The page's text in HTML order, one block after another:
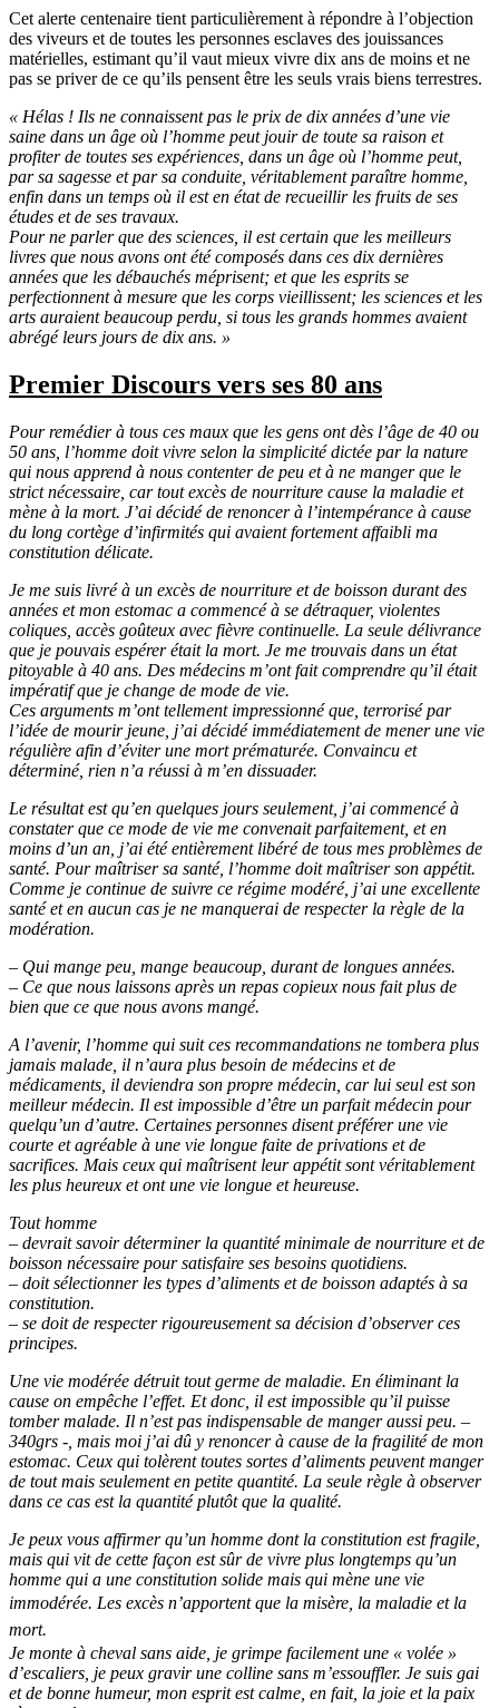
Cet alerte centenaire tient particulièrement à répondre à l’objection
des viveurs et de toutes les personnes esclaves des jouissances
matérielles, estimant qu’il vaut mieux vivre dix ans de moins et ne
pas se priver de ce qu’ils pensent être les seuls vrais biens terrestres.
« Hélas ! Ils ne connaissent pas le prix de dix années d’une vie
saine dans un âge où l’homme peut jouir de toute sa raison et
profiter de toutes ses expériences, dans un âge où l’homme peut,
par sa sagesse et par sa conduite, véritablement paraître homme,
enfin dans un temps où il est en état de recueillir les fruits de ses
études et de ses travaux.
Pour ne parler que des sciences, il est certain que les meilleurs
livres que nous avons ont été composés dans ces dix dernières
années que les débauchés méprisent; et que les esprits se
perfectionnent à mesure que les corps vieillissent; les sciences et les
arts auraient beaucoup perdu, si tous les grands hommes avaient
abrégé leurs jours de dix ans. »
Premier Discours vers ses 80 ans
Pour remédier à tous ces maux que les gens ont dès l’âge de 40 ou
50 ans, l’homme doit vivre selon la simplicité dictée par la nature
qui nous apprend à nous contenter de peu et à ne manger que le
strict nécessaire, car tout excès de nourriture cause la maladie et
mène à la mort. J’ai décidé de renoncer à l’intempérance à cause
du long cortège d’infirmités qui avaient fortement affaibli ma
constitution délicate.
Je me suis livré à un excès de nourriture et de boisson durant des
années et mon estomac a commencé à se détraquer, violentes
coliques, accès goûteux avec fièvre continuelle. La seule délivrance
que je pouvais espérer était la mort. Je me trouvais dans un état
pitoyable à 40 ans. Des médecins m’ont fait comprendre qu’il était
impératif que je change de mode de vie.
Ces arguments m’ont tellement impressionné que, terrorisé par
l’idée de mourir jeune, j’ai décidé immédiatement de mener une vie
régulière afin d’éviter une mort prématurée. Convaincu et
déterminé, rien n’a réussi à m’en dissuader.
Le résultat est qu’en quelques jours seulement, j’ai commencé à
constater que ce mode de vie me convenait parfaitement, et en
moins d’un an, j’ai été entièrement libéré de tous mes problèmes de
santé. Pour maîtriser sa santé, l’homme doit maîtriser son appétit.
Comme je continue de suivre ce régime modéré, j’ai une excellente
santé et en aucun cas je ne manquerai de respecter la règle de la
modération.
– Qui mange peu, mange beaucoup, durant de longues années.
– Ce que nous laissons après un repas copieux nous fait plus de
bien que ce que nous avons mangé.
A l’avenir, l’homme qui suit ces recommandations ne tombera plus
jamais malade, il n’aura plus besoin de médecins et de
médicaments, il deviendra son propre médecin, car lui seul est son
meilleur médecin. Il est impossible d’être un parfait médecin pour
quelqu’un d’autre. Certaines personnes disent préférer une vie
courte et agréable à une vie longue faite de privations et de
sacrifices. Mais ceux qui maîtrisent leur appétit sont véritablement
les plus heureux et ont une vie longue et heureuse.
Tout homme
– devrait savoir déterminer la quantité minimale de nourriture et de
boisson nécessaire pour satisfaire ses besoins quotidiens.
– doit sélectionner les types d’aliments et de boisson adaptés à sa
constitution.
– se doit de respecter rigoureusement sa décision d’observer ces
principes.
Une vie modérée détruit tout germe de maladie. En éliminant la
cause on empêche l’effet. Et donc, il est impossible qu’il puisse
tomber malade. Il n’est pas indispensable de manger aussi peu. –
340grs -, mais moi j’ai dû y renoncer à cause de la fragilité de mon
estomac. Ceux qui tolèrent toutes sortes d’aliments peuvent manger
de tout mais seulement en petite quantité. La seule règle à observer
dans ce cas est la quantité plutôt que la qualité.
Je peux vous affirmer qu’un homme dont la constitution est fragile,
mais qui vit de cette façon est sûr de vivre plus longtemps qu’un
homme qui a une constitution solide mais qui mène une vie
immodérée. Les excès n’apportent que la misère, la maladie et la
mort.
Je monte à cheval sans aide, je grimpe facilement une « volée »
d’escaliers, je peux gravir une colline sans m’essouffler. Je suis gai
et de bonne humeur, mon esprit est calme, en fait, la joie et la paix